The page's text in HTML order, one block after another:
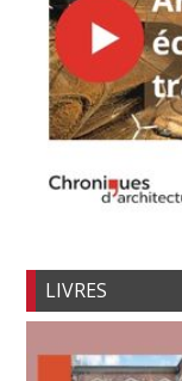
LIVRES